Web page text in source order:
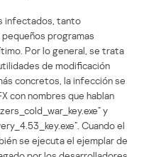
infectados, tanto
programas
Por lo general, se trata
de modificación
concretos, la infección se
con nombres que hablan
y
Cuando el
se ejecuta el ejemplar de